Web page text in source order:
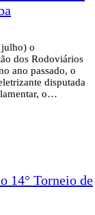
o
dos Rodoviários
ano passado, o
disputada
o…
14° Torneio de